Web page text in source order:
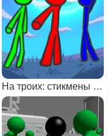
На троих: стикмены на фруктовом острове 2